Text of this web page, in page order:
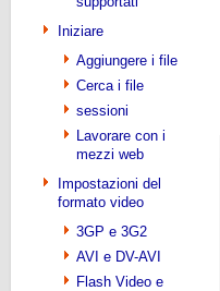
Iniziare
Aggiungere i file
Cerca i file
sessioni
Lavorare con i
mezzi web
Impostazioni del
formato video
3GP e 3G2
AVI e DV-AVI
Flash Video e